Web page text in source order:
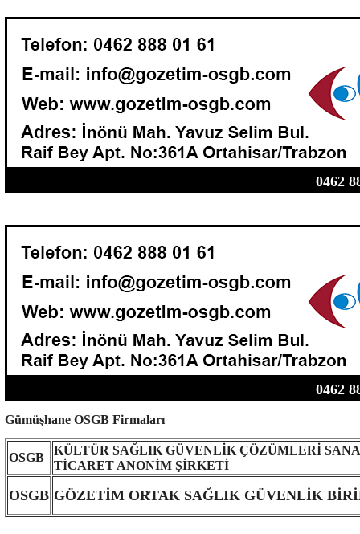
0462
0462
Gümüşhane OSGB Firmaları
OSGB
KÜLTÜR SAĞLIK GÜVENLİK ÇÖZÜMLERİ
TİCARET ANONİM ŞİRKETİ
OSGB GÖZETİM ORTAK SAĞLIK GÜVENLİK